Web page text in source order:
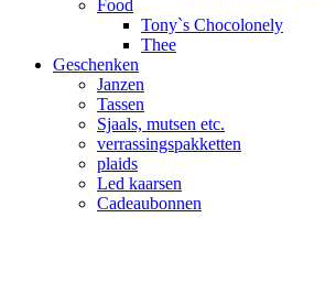
Food
Tony`s Chocolonely
Thee
Geschenken
Janzen
Tassen
Sjaals, mutsen etc.
verrassingspakketten
plaids
Led kaarsen
Cadeaubonnen